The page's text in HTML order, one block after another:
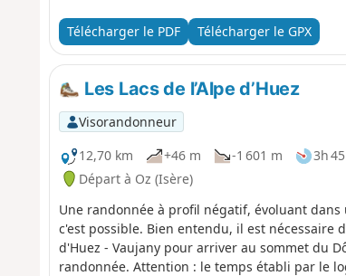
est soumis à une réglementation spécifique
Télécharger le PDF Télécharger le GPX
Les Lacs de l’Alpe d’Huez
Visorandonneur
12,70 km
+46 m -1 601 m 3h 45
Départ à Oz (Isère)
Une randonnée à profil négatif, évoluant
c'est possible. Bien entendu, il est
d'Huez - Vaujany pour arriver au sommet du
randonnée. Attention : le temps établi par le